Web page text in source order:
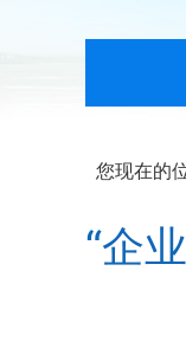
您现在的
“企